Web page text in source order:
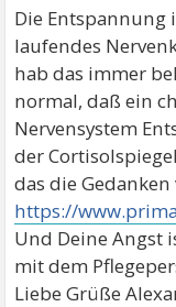
Die Entspannung
laufendes
hab das immer
normal, daß ein
Nervensystem
der
das die
https://
Und Deine Angst
mit dem
Liebe Grüße